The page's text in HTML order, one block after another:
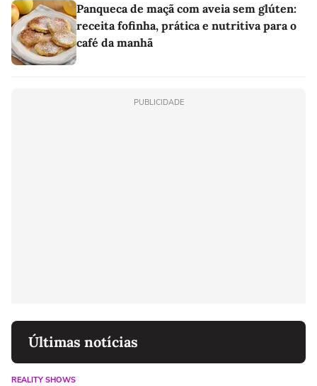
Panqueca de maçã com aveia sem glúten:
receita fofinha, prática e nutritiva para o
café da manhã
PUBLICIDADE
Últimas notícias
REALITY SHOWS